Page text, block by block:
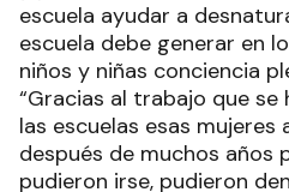
escuela ayudar a
escuela debe generar en
niños y niñas conciencia
“Gracias al trabajo que se
las escuelas esas mujeres
después de muchos años
pudieron irse, pudieron